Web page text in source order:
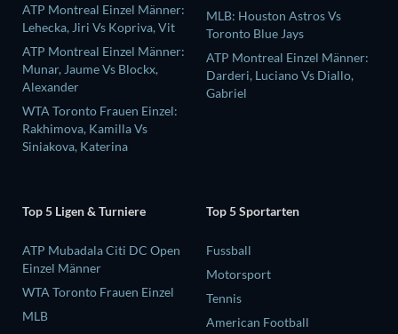
ATP Montreal Einzel Männer:
Lehecka, Jiri Vs Kopriva, Vit
ATP Montreal Einzel Männer:
Munar, Jaume Vs Blockx,
Alexander
WTA Toronto Frauen Einzel:
Rakhimova, Kamilla Vs
Siniakova, Katerina
MLB: Houston Astros Vs
Toronto Blue Jays
ATP Montreal Einzel Männer:
Darderi, Luciano Vs Diallo,
Gabriel
Top 5 Ligen & Turniere
ATP Mubadala Citi DC Open
Einzel Männer
WTA Toronto Frauen Einzel
MLB
Top 5 Sportarten
Fussball
Motorsport
Tennis
American Football